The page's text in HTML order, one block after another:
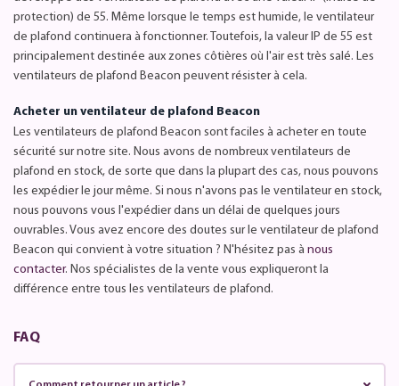
protection) de 55. Même lorsque le temps est humide, le ventilateur
de plafond continuera à fonctionner. Toutefois, la valeur IP de 55 est
principalement destinée aux zones côtières où l'air est très salé. Les
ventilateurs de plafond Beacon peuvent résister à cela.
Acheter un ventilateur de plafond Beacon
Les ventilateurs de plafond Beacon sont faciles à acheter en toute
sécurité sur notre site. Nous avons de nombreux ventilateurs de
plafond en stock, de sorte que dans la plupart des cas, nous pouvons
les expédier le jour même. Si nous n'avons pas le ventilateur en stock,
nous pouvons vous l'expédier dans un délai de quelques jours
ouvrables. Vous avez encore des doutes sur le ventilateur de plafond
Beacon qui convient à votre situation ? N'hésitez pas à nous
contacter. Nos spécialistes de la vente vous expliqueront la
différence entre tous les ventilateurs de plafond.
FAQ